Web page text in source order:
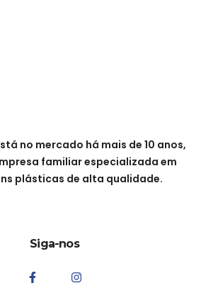
está no mercado há mais de 10 anos,
familiar especializada em
plásticas de alta qualidade.
Siga-nos